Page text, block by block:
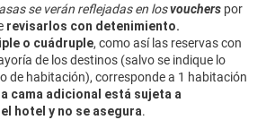
se verán reflejadas en losvouchers por
revisarlos con detenimiento.
o cuádruple, como así las reservas con
de los destinos (salvo se indique lo
de habitación), corresponde a 1 habitación
cama adicional está sujeta a
hotel y no se asegura.